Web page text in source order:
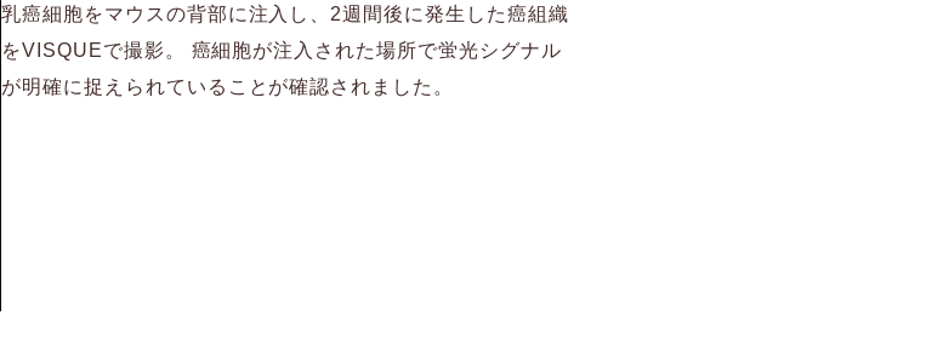
乳癌細胞をマウスの背部に注入し、2週間後に発生した癌組織
をVISQUEで撮影。 癌細胞が注入された場所で蛍光シグナル
が明確に捉えられていることが確認されました。